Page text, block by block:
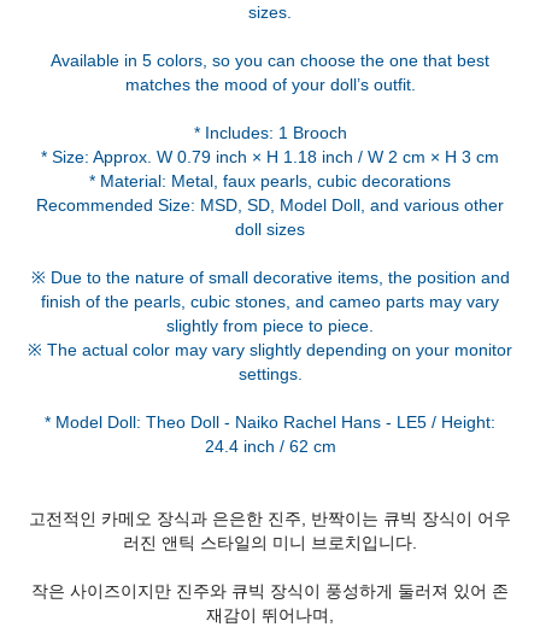
sizes.
Available in 5 colors, so you can choose the one that best
matches the mood of your doll’s outfit.
* Includes: 1 Brooch
* Size: Approx. W 0.79 inch × H 1.18 inch / W 2 cm × H 3 cm
* Material: Metal, faux pearls, cubic decorations
Recommended Size: MSD, SD, Model Doll, and various other
doll sizes
※ Due to the nature of small decorative items, the position and
finish of the pearls, cubic stones, and cameo parts may vary
slightly from piece to piece.
※ The actual color may vary slightly depending on your monitor
settings.
* Model Doll: Theo Doll - Naiko Rachel Hans - LE5 / Height:
고전적인 카메오 장식과 은은한 진주, 반짝이는 큐빅 장식이 어우
러진 앤틱 스타일의 미니 브로치입니다.
작은 사이즈이지만 진주와 큐빅 장식이 풍성하게 둘러져 있어 존
재감이 뛰어나며,